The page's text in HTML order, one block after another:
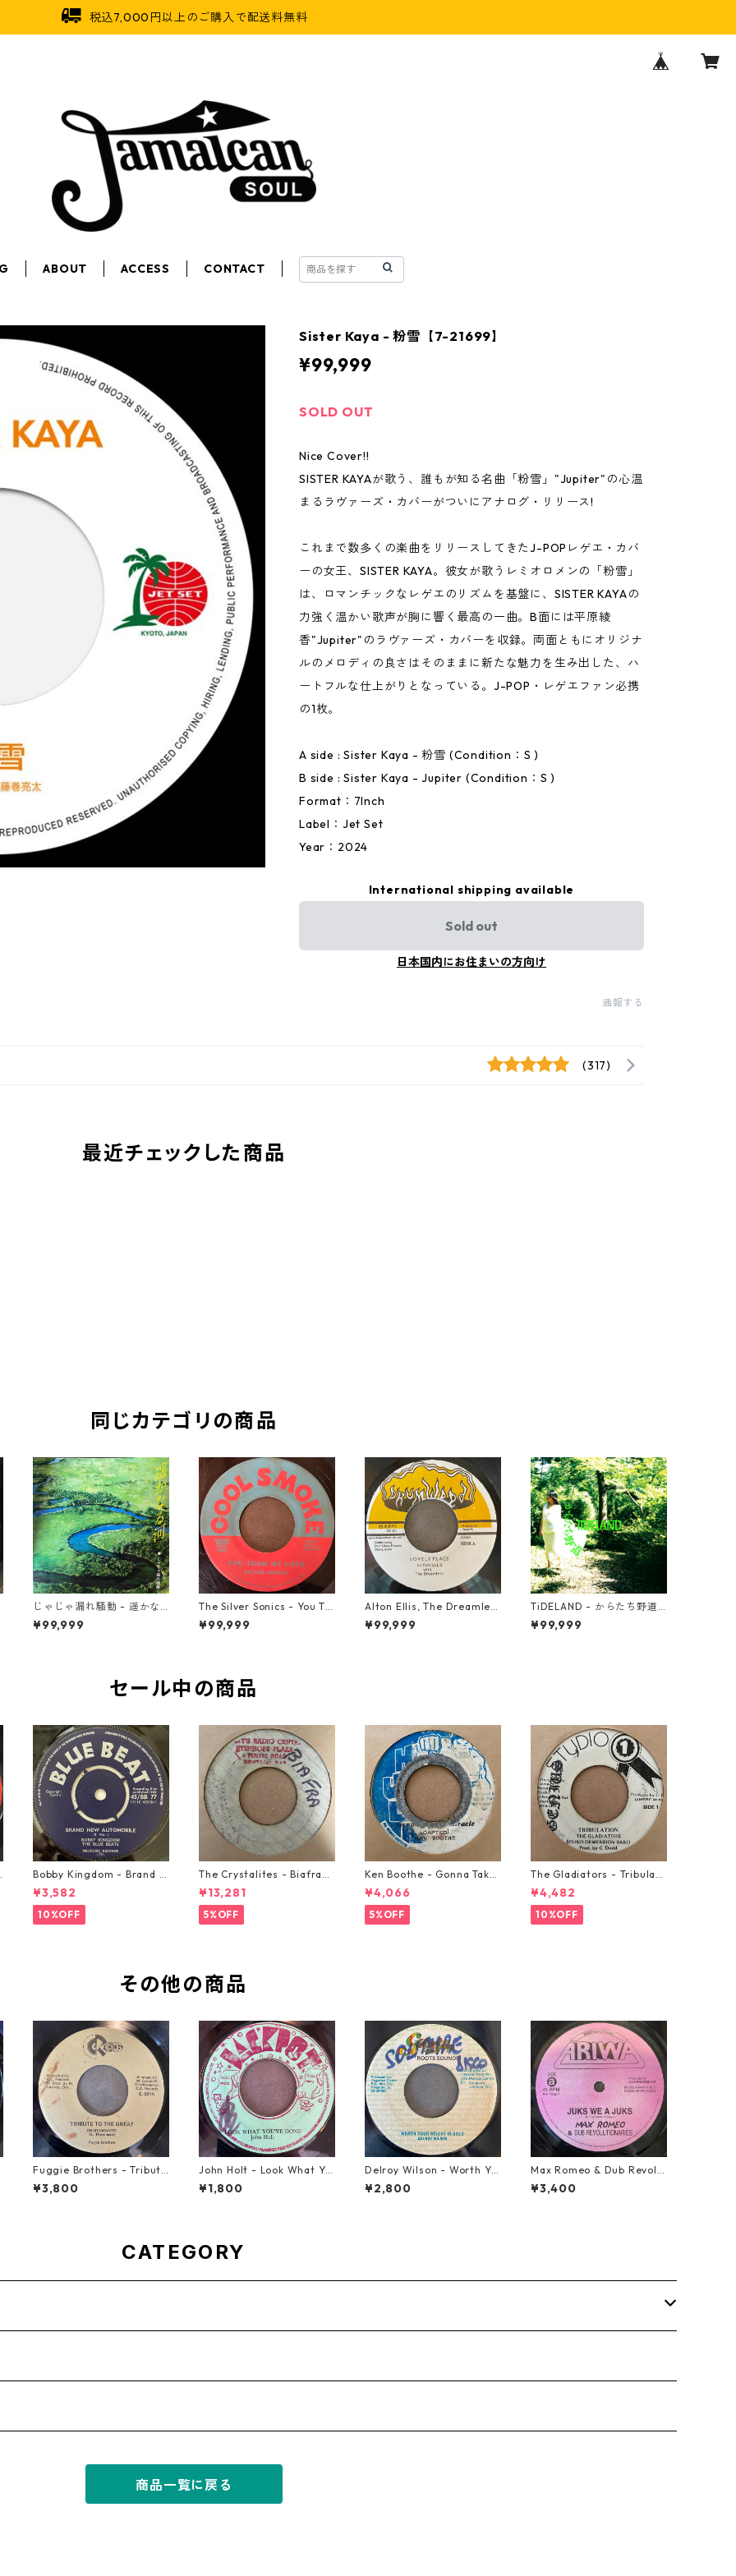
税込7,000円以上のご購入で配送料無料
ABOUT ACCESS CONTACT
Sister Kaya - 粉雪【7-21699】
¥99,999
SOLD OUT
Nice Cover!!
SISTER KAYAが歌う、誰もが知る名曲「粉雪」"Jupiter"の心温
まるラヴァーズ・カバーがついにアナログ・リリース!
これまで数多くの楽曲をリリースしてきたJ-POPレゲエ・カバ
ーの女王、SISTER KAYA。彼女が歌うレミオロメンの「粉雪」
は、ロマンチックなレゲエのリズムを基盤に、SISTER KAYAの
力強く温かい歌声が胸に響く最高の一曲。B面には平原綾
香"Jupiter"のラヴァーズ・カバーを収録。両面ともにオリジナ
ルのメロディの良さはそのままに新たな魅力を生み出した、ハ
ートフルな仕上がりとなっている。J-POP・レゲエファン必携
の1枚。
A side : Sister Kaya - 粉雪 (Condition：S )
B side : Sister Kaya - Jupiter (Condition：S )
Format：7Inch
Label：Jet Set
Year：2024
International shipping available
Sold out
日本国内にお住まいの方向け
通報する
(317)
最近チェックした商品
同じカテゴリの商品
じゃじゃ漏れ騒動 - 遥かな
る河【7-22014】
¥99,999
The Silver Sonics - You To
ok My Love【7-21910】
¥99,999
Alton Ellis, The Dreamlets
- Lovely Place【7-21812】
¥99,999
TiDELAND - からたち野道
【7-21953】
¥99,999
セール中の商品
Bobby Kingdom - Brand N
ew Automobile【7-2088
9】
¥3,582
10%OFF
The Crystalites - Biafra
【7-21293】
¥13,281
5%OFF
Ken Boothe - Gonna Take
A Miracle【7-21362】
¥4,066
5%OFF
The Gladiators - Tribulati
on【7-21365】
¥4,482
10%OFF
その他の商品
Fuggie Brothers - Tribute
To The Great【7-21765】
¥3,800
John Holt - Look What Yo
u've Done【7-21817】
¥1,800
Delroy Wilson - Worth Yo
ur Weight In Gold【7-2196
5】
¥2,800
Max Romeo & Dub Revolu
tionaries - Juks We A Juk
s【10-90000】
¥3,400
CATEGORY
商品一覧に戻る